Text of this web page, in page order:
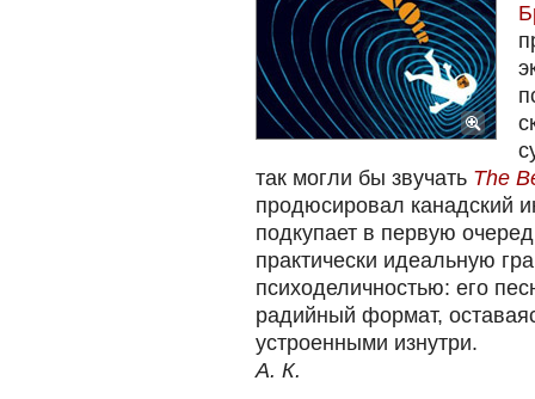
так могли бы звучать The
продюсировал канадский
подкупает в первую
практически идеальную
психоделичностью: его
радийный формат,
устроенными изнутри.
А. К.